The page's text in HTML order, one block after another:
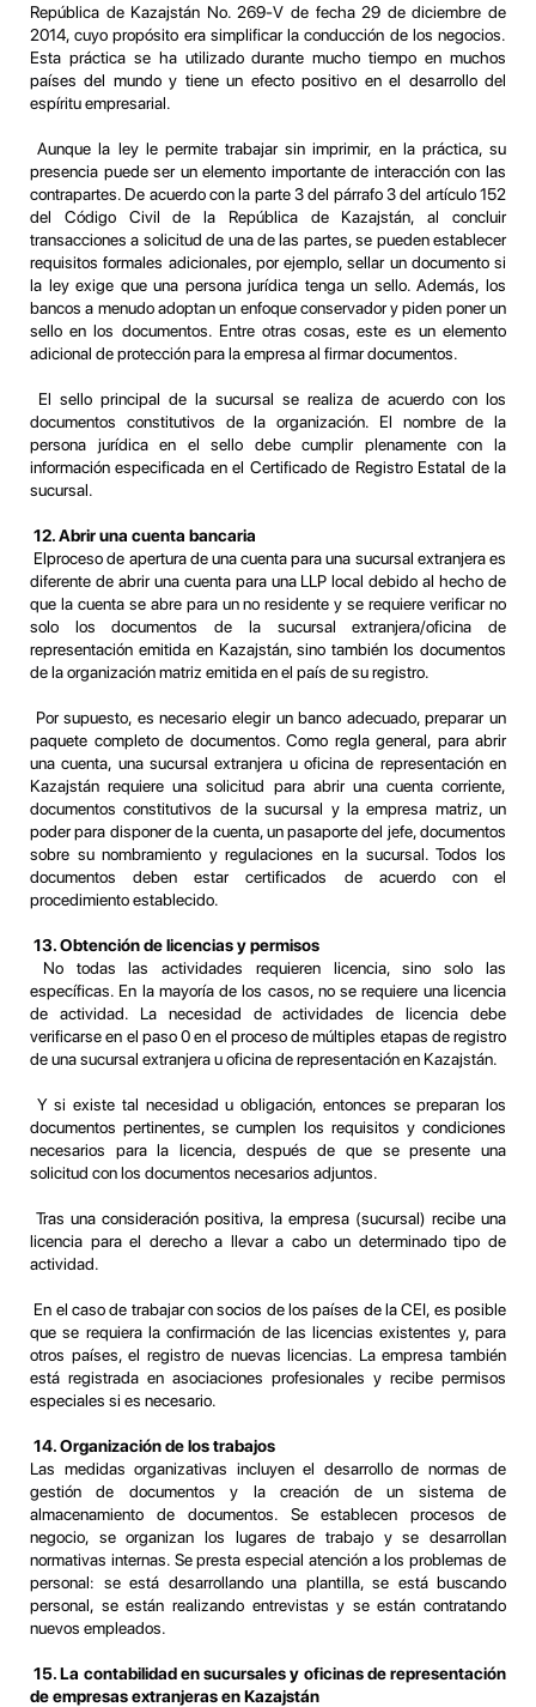
República de Kazajstán No. 269-V de fecha 29 de diciembre de
2014, cuyo propósito era simplificar la conducción de los negocios.
Esta práctica se ha utilizado durante mucho tiempo en muchos
países del mundo y tiene un efecto positivo en el desarrollo del
espíritu empresarial.
Aunque la ley le permite trabajar sin imprimir, en la práctica, su
presencia puede ser un elemento importante de interacción con las
contrapartes. De acuerdo con la parte 3 del párrafo 3 del artículo 152
del Código Civil de la República de Kazajstán, al concluir
transacciones a solicitud de una de las partes, se pueden establecer
requisitos formales adicionales, por ejemplo, sellar un documento si
la ley exige que una persona jurídica tenga un sello. Además, los
bancos a menudo adoptan un enfoque conservador y piden poner un
sello en los documentos. Entre otras cosas, este es un elemento
adicional de protección para la empresa al firmar documentos.
El sello principal de la sucursal se realiza de acuerdo con los
documentos constitutivos de la organización. El nombre de la
persona jurídica en el sello debe cumplir plenamente con la
información especificada en el Certificado de Registro Estatal de la
sucursal.
12. Abrir una cuenta bancaria
Elproceso de apertura de una cuenta para una sucursal extranjera es
diferente de abrir una cuenta para una LLP local debido al hecho de
que la cuenta se abre para un no residente y se requiere verificar no
solo los documentos de la sucursal extranjera/oficina de
representación emitida en Kazajstán, sino también los documentos
de la organización matriz emitida en el país de su registro.
Por supuesto, es necesario elegir un banco adecuado, preparar un
paquete completo de documentos. Como regla general, para abrir
una cuenta, una sucursal extranjera u oficina de representación en
Kazajstán requiere una solicitud para abrir una cuenta corriente,
documentos constitutivos de la sucursal y la empresa matriz, un
poder para disponer de la cuenta, un pasaporte del jefe, documentos
sobre su nombramiento y regulaciones en la sucursal. Todos los
documentos deben estar certificados de acuerdo con el
procedimiento establecido.
13. Obtención de licencias y permisos
No todas las actividades requieren licencia, sino solo las
específicas. En la mayoría de los casos, no se requiere una licencia
de actividad. La necesidad de actividades de licencia debe
verificarse en el paso 0 en el proceso de múltiples etapas de registro
de una sucursal extranjera u oficina de representación en Kazajstán.
Y si existe tal necesidad u obligación, entonces se preparan los
documentos pertinentes, se cumplen los requisitos y condiciones
necesarios para la licencia, después de que se presente una
solicitud con los documentos necesarios adjuntos.
Tras una consideración positiva, la empresa (sucursal) recibe una
licencia para el derecho a llevar a cabo un determinado tipo de
actividad.
En el caso de trabajar con socios de los países de la CEI, es posible
que se requiera la confirmación de las licencias existentes y, para
otros países, el registro de nuevas licencias. La empresa también
está registrada en asociaciones profesionales y recibe permisos
especiales si es necesario.
14. Organización de los trabajos
Las medidas organizativas incluyen el desarrollo de normas de
gestión de documentos y la creación de un sistema de
almacenamiento de documentos. Se establecen procesos de
negocio, se organizan los lugares de trabajo y se desarrollan
normativas internas. Se presta especial atención a los problemas de
personal: se está desarrollando una plantilla, se está buscando
personal, se están realizando entrevistas y se están contratando
nuevos empleados.
15. La contabilidad en sucursales y oficinas de representación
de empresas extranjeras en Kazajstán